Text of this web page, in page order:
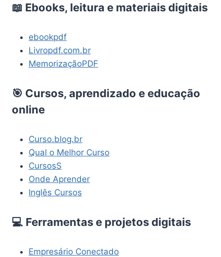
📖 Ebooks, leitura e materiais digitais
ebookpdf
Livropdf.com.br
MemorizaçãoPDF
🎯 Cursos, aprendizado e educação
online
Curso.blog.br
Qual o Melhor Curso
CursosS
Onde Aprender
Inglês Cursos
💻 Ferramentas e projetos digitais
Empresário Conectado